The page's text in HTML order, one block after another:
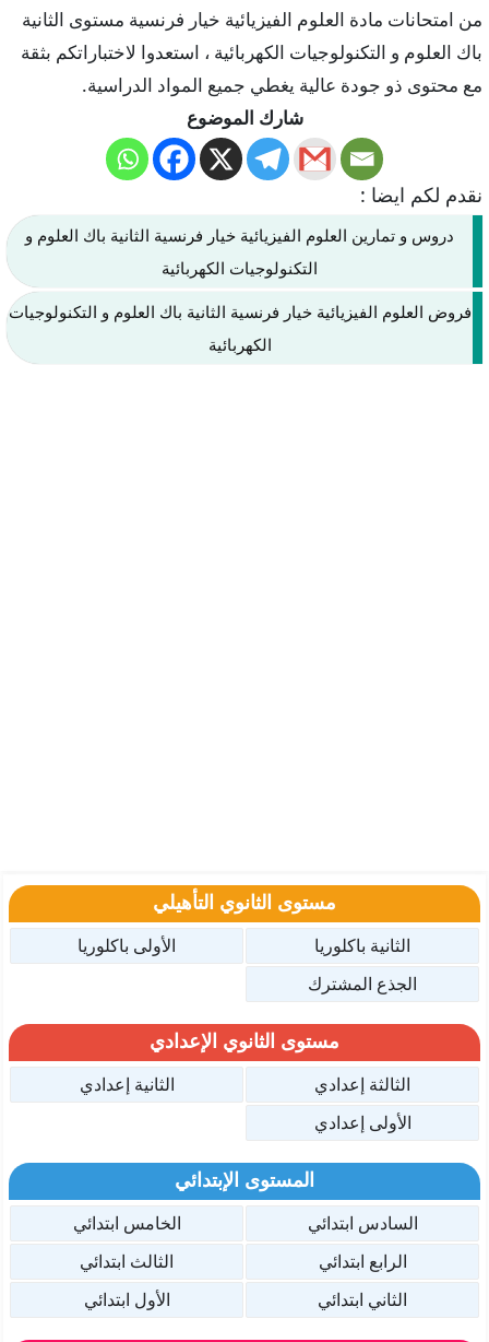
من امتحانات مادة العلوم الفيزيائية خيار فرنسية مستوى الثانية
باك العلوم و التكنولوجيات الكهربائية ، استعدوا لاختباراتكم بثقة
مع محتوى ذو جودة عالية يغطي جميع المواد الدراسية.
شارك الموضوع
نقدم لكم ايضا :
دروس و تمارين العلوم الفيزيائية خيار فرنسية الثانية باك العلوم و
التكنولوجيات الكهربائية
فروض العلوم الفيزيائية خيار فرنسية الثانية باك العلوم و التكنولوجيات
الكهربائية
مستوى الثانوي التأهيلي
الثانية باكلوريا
الأولى باكلوريا
الجذع المشترك
مستوى الثانوي الإعدادي
الثالثة إعدادي
الثانية إعدادي
الأولى إعدادي
المستوى الإبتدائي
السادس ابتدائي
الخامس ابتدائي
الرابع ابتدائي
الثالث ابتدائي
الثاني ابتدائي
الأول ابتدائي